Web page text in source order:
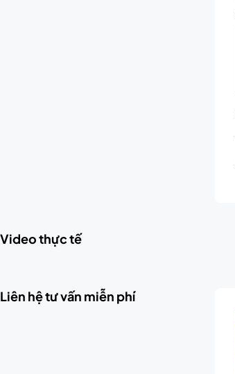
Video thực tế
Liên hệ tư vấn miễn phí